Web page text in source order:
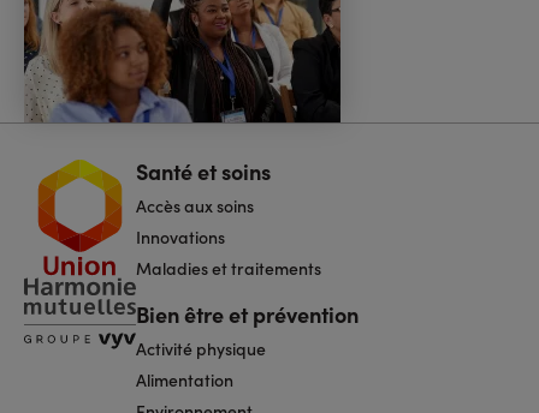
Navigation
de
page
Santé et soins
Accès aux soins
Innovations
Maladies et traitements
Bien être et prévention
Activité physique
Alimentation